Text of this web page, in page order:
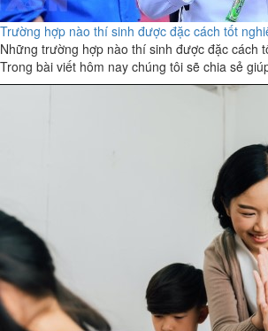
Trường hợp nào thí sinh được đặc cách tốt
Những trường hợp nào thí sinh được đặc cách
Trong bài viết hôm nay chúng tôi sẽ chia sẻ